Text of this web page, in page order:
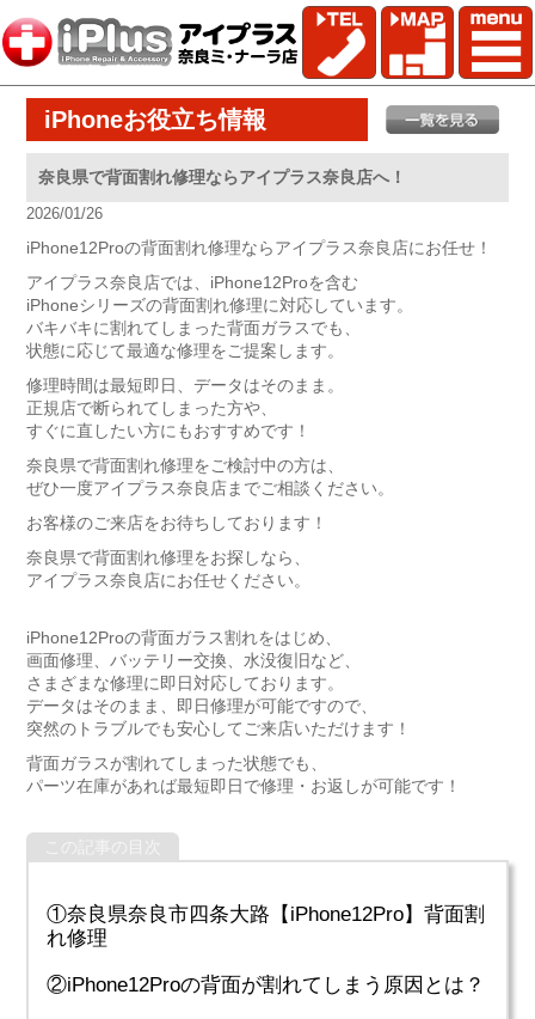
iPhoneお役立ち情報
奈良県で背面割れ修理ならアイプラス奈良店へ！
2026/01/26
iPhone12Proの背面割れ修理ならアイプラス奈良店にお任せ！
アイプラス奈良店では、iPhone12Proを含む
iPhoneシリーズの背面割れ修理に対応しています。
バキバキに割れてしまった背面ガラスでも、
状態に応じて最適な修理をご提案します。
修理時間は最短即日、データはそのまま。
正規店で断られてしまった方や、
すぐに直したい方にもおすすめです！
奈良県で背面割れ修理をご検討中の方は、
ぜひ一度アイプラス奈良店までご相談ください。
お客様のご来店をお待ちしております！
奈良県で背面割れ修理をお探しなら、
アイプラス奈良店にお任せください。
iPhone12Proの背面ガラス割れをはじめ、
画面修理、バッテリー交換、水没復旧など、
さまざまな修理に即日対応しております。
データはそのまま、即日修理が可能ですので、
突然のトラブルでも安心してご来店いただけます！
背面ガラスが割れてしまった状態でも、
パーツ在庫があれば最短即日で修理・お返しが可能です！
①奈良県奈良市四条大路【iPhone12Pro】背面割
れ修理
②iPhone12Proの背面が割れてしまう原因とは？